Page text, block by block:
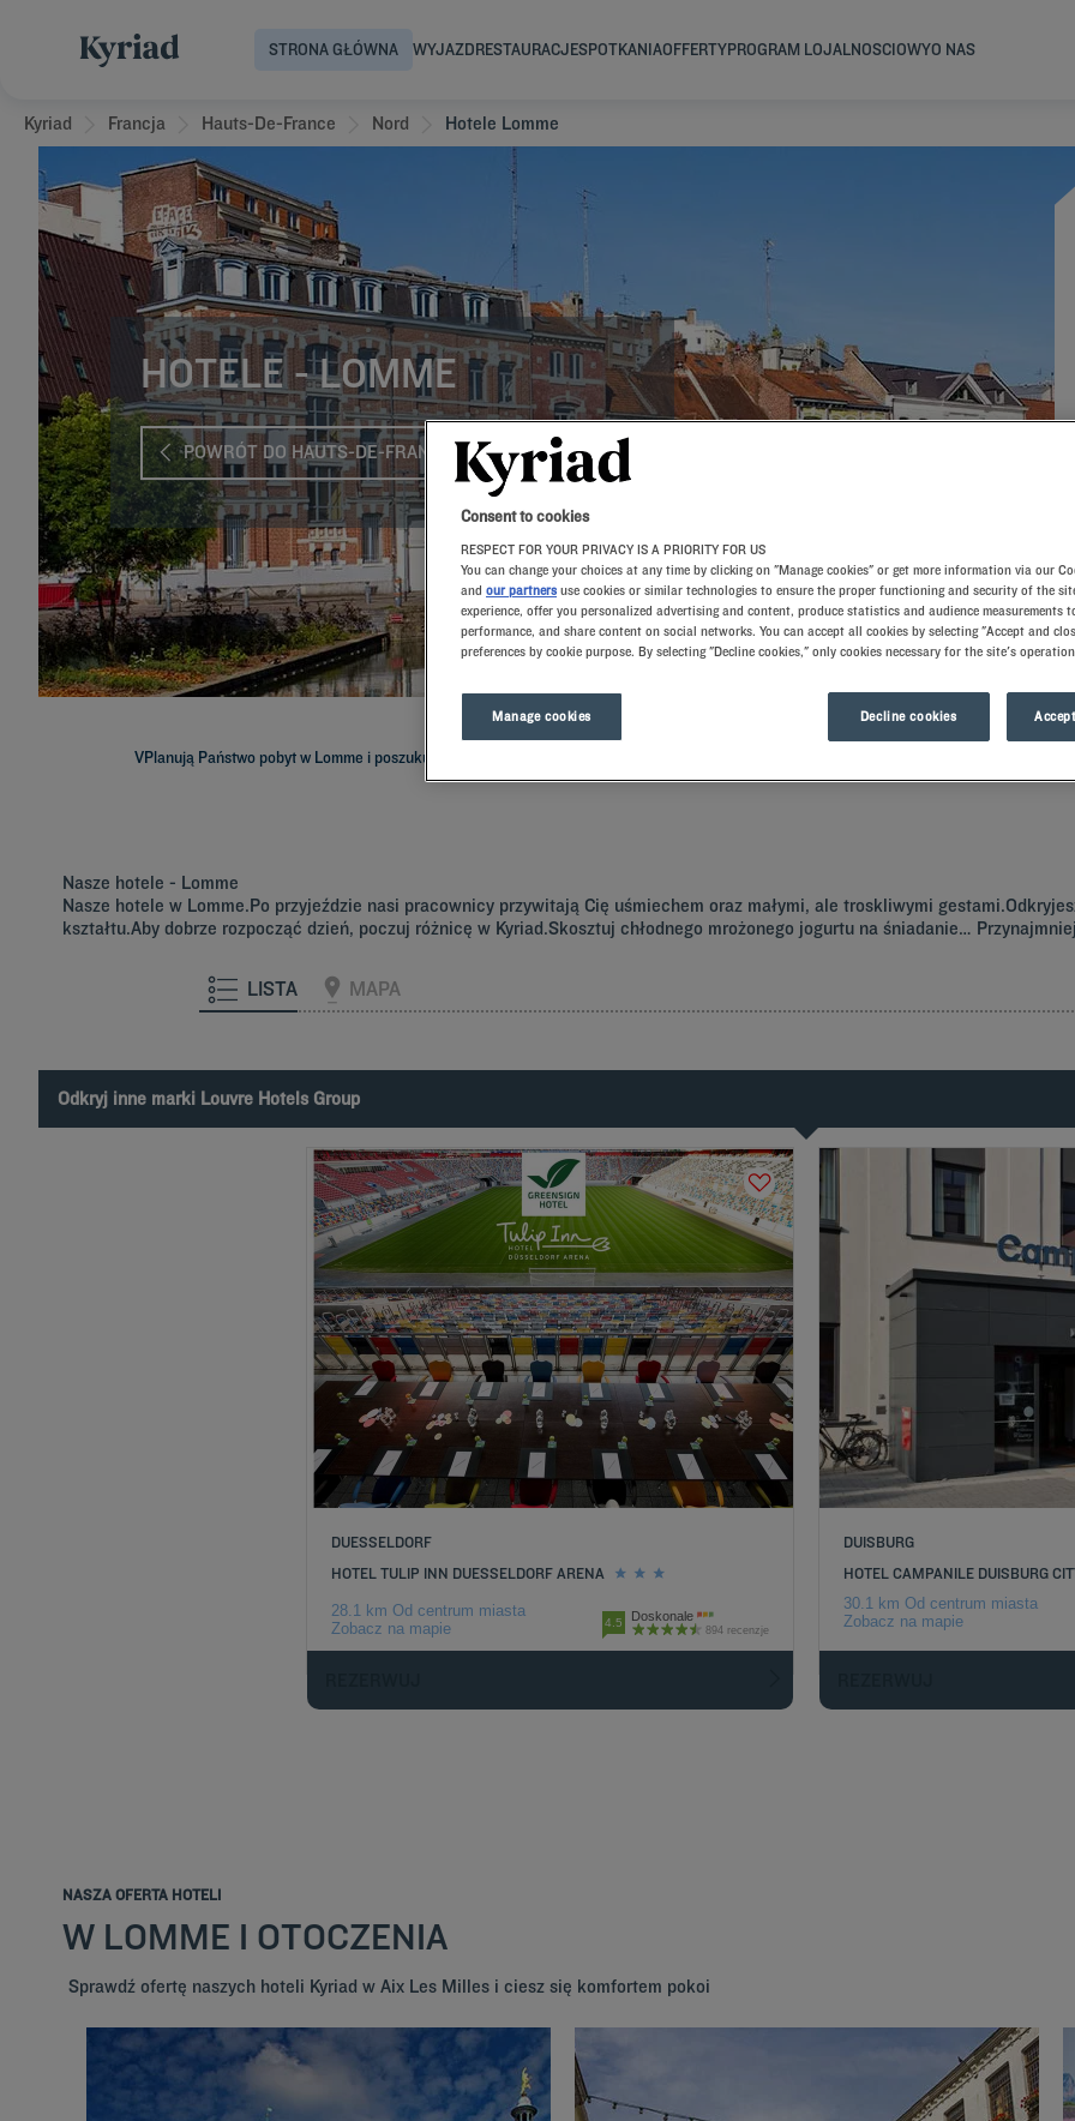
STRONA GŁÓWNA WYJAZDRESTAURACJESPOTKANIAOFFERTYPROGRAM LOJALNOSCIOWYO NAS
Kyriad Francja Hauts-De-France Nord Hotele Lomme
HOTELE - LOMME
POWRÓT DO HAUTS-DE-FRANCE
VPlanują Państwo pobyt w Lomme i poszukują hotelu? Kyriad oferuje komfortowe pokoje i dobrą kuchnię w najlepszej cenie!
Nasze hotele - Lomme
Nasze hotele w Lomme.Po przyjeździe nasi pracownicy przywitają Cię uśmiechem oraz małymi, ale troskliwymi
kształtu.Aby dobrze rozpocząć dzień, poczuj różnicę w Kyriad.Skosztuj chłodnego mrożonego jogurtu na śniadanie…
LISTA MAPA
Odkryj inne marki Louvre Hotels Group
DUESSELDORF
HOTEL TULIP INN DUESSELDORF ARENA
28.1 km Od centrum miasta
Zobacz na mapie
4.5 Doskonale
894 recenzje
DUISBURG
HOTEL CAMPANILE DUISBURG
30.1 km Od centrum miasta
Zobacz na mapie
NASZA OFERTA HOTELI
W LOMME I OTOCZENIA
Sprawdź ofertę naszych hoteli Kyriad w Aix Les Milles i ciesz się komfortem pokoi
Consent to cookies
RESPECT FOR YOUR PRIVACY IS A PRIORITY FOR US
You can change your choices at any time by clicking on "Manage cookies" or get more information via our
and our partners use cookies or similar technologies to ensure the proper functioning and security of the
experience, offer you personalized advertising and content, produce statistics and audience measurements
performance, and share content on social networks. You can accept all cookies by selecting "Accept and
preferences by cookie purpose. By selecting "Decline cookies," only cookies necessary for the site's
Manage cookies Decline cookies